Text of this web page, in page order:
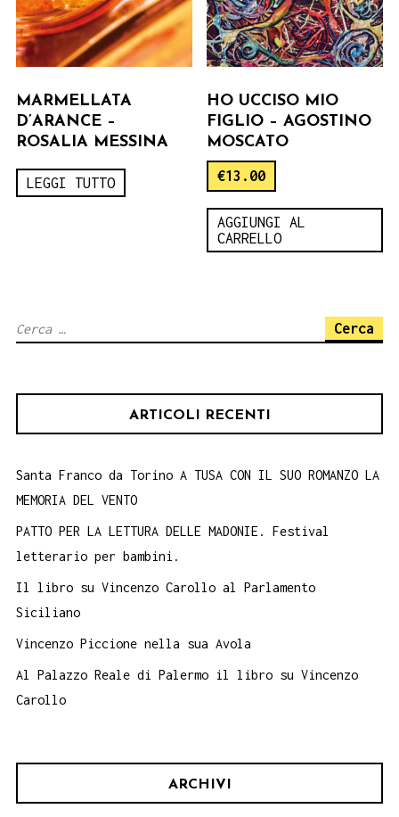
MARMELLATA
D’ARANCE –
ROSALIA MESSINA
LEGGI TUTTO
HO UCCISO MIO
FIGLIO – AGOSTINO
MOSCATO
€13.00
AGGIUNGI AL
CARRELLO
Ricerca
ARTICOLI RECENTI
Santa Franco da Torino A TUSA CON IL SUO ROMANZO LA
MEMORIA DEL VENTO
PATTO PER LA LETTURA DELLE MADONIE. Festival
letterario per bambini.
Il libro su Vincenzo Carollo al Parlamento
Siciliano
Vincenzo Piccione nella sua Avola
Al Palazzo Reale di Palermo il libro su Vincenzo
Carollo
ARCHIVI